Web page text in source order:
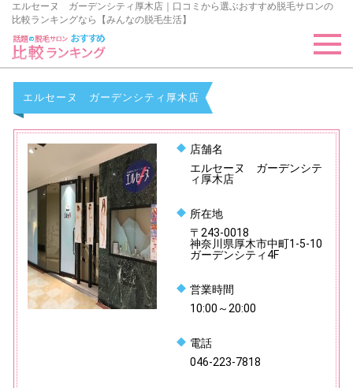
エルセーヌ ガーデンシティ厚木店｜口コミから選ぶおすすめ脱毛サロンの
比較ランキングなら【みんなの脱毛生活】
エルセーヌ ガーデンシティ厚木店
店舗名
エルセーヌ ガーデンシテ
ィ厚木店
所在地
〒243-0018
神奈川県厚木市中町1-5-10
ガーデンシティ4F
営業時間
10:00～20:00
電話
046-223-7818